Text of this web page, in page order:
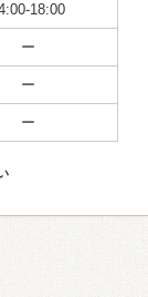
18:00
ー
ー
ー